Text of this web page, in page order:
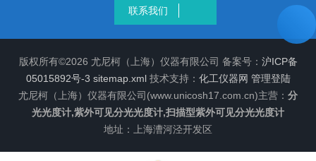
联系我们
版权所有©2026 尤尼柯（上海）仪器有限公司 备案号： 沪ICP备
05015892号-3 sitemap.xml技术支持： 化工仪器网 管理登陆
尤尼柯（上海）仪器有限公司(www.unicosh17.com.cn)主营： 分
光光度计,紫外可见分光光度计,扫描型紫外可见分光光度计
地址：上海漕河泾开发区